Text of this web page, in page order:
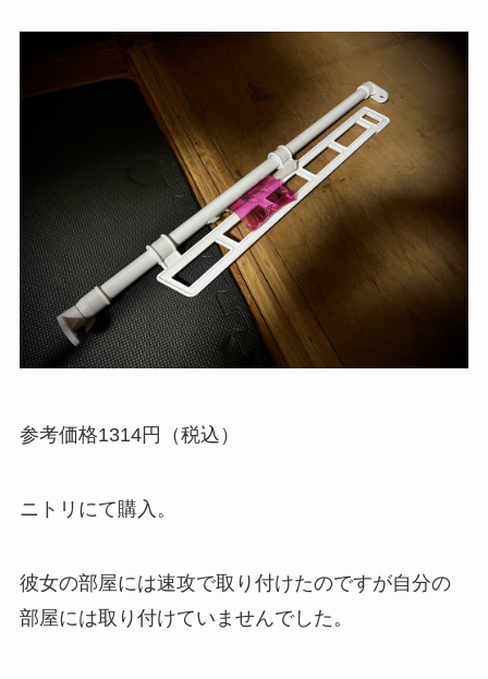
参考価格1314円（税込）
ニトリにて購入。
彼女の部屋には速攻で取り付けたのですが自分の
部屋には取り付けていませんでした。